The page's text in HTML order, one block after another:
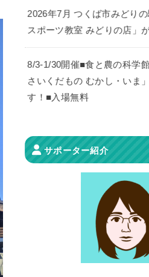
2026年7月 つくば市みどり
スポーツ教室 みどりの店」
8/3-1/30開催■食と農の科学
さいくだもの むかし・いま
す！■入場無料
サポーター紹介